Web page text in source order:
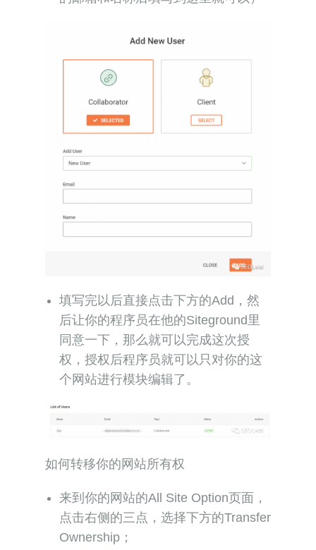
填写完以后直接点击下方的Add，然
后让你的程序员在他的Siteground里
同意一下，那么就可以完成这次授
权，授权后程序员就可以只对你的这
个网站进行模块编辑了。
如何转移你的网站所有权
来到你的网站的All Site Option页面，
点击右侧的三点，选择下方的Transfer
Ownership；